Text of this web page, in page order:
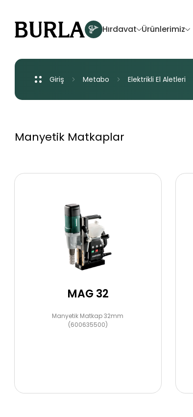
Hırdavat Ürünlerimiz
Yenilikler
Elektrikli El Aletleri
Giriş Metabo Elektrikli El Aletleri
Manyetik Matkaplar
MAG 32
Manyetik Matkap 32mm
(600635500)